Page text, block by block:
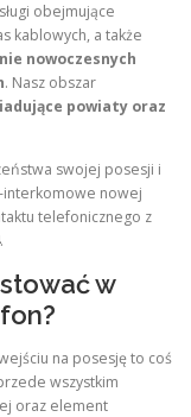
obejmujące
kablowych, a także
nowoczesnych
. Nasz obszar
powiaty oraz
swojej posesji i
interkomowe nowej
telefonicznego z
.
w
na posesję to coś
wszystkim
oraz element